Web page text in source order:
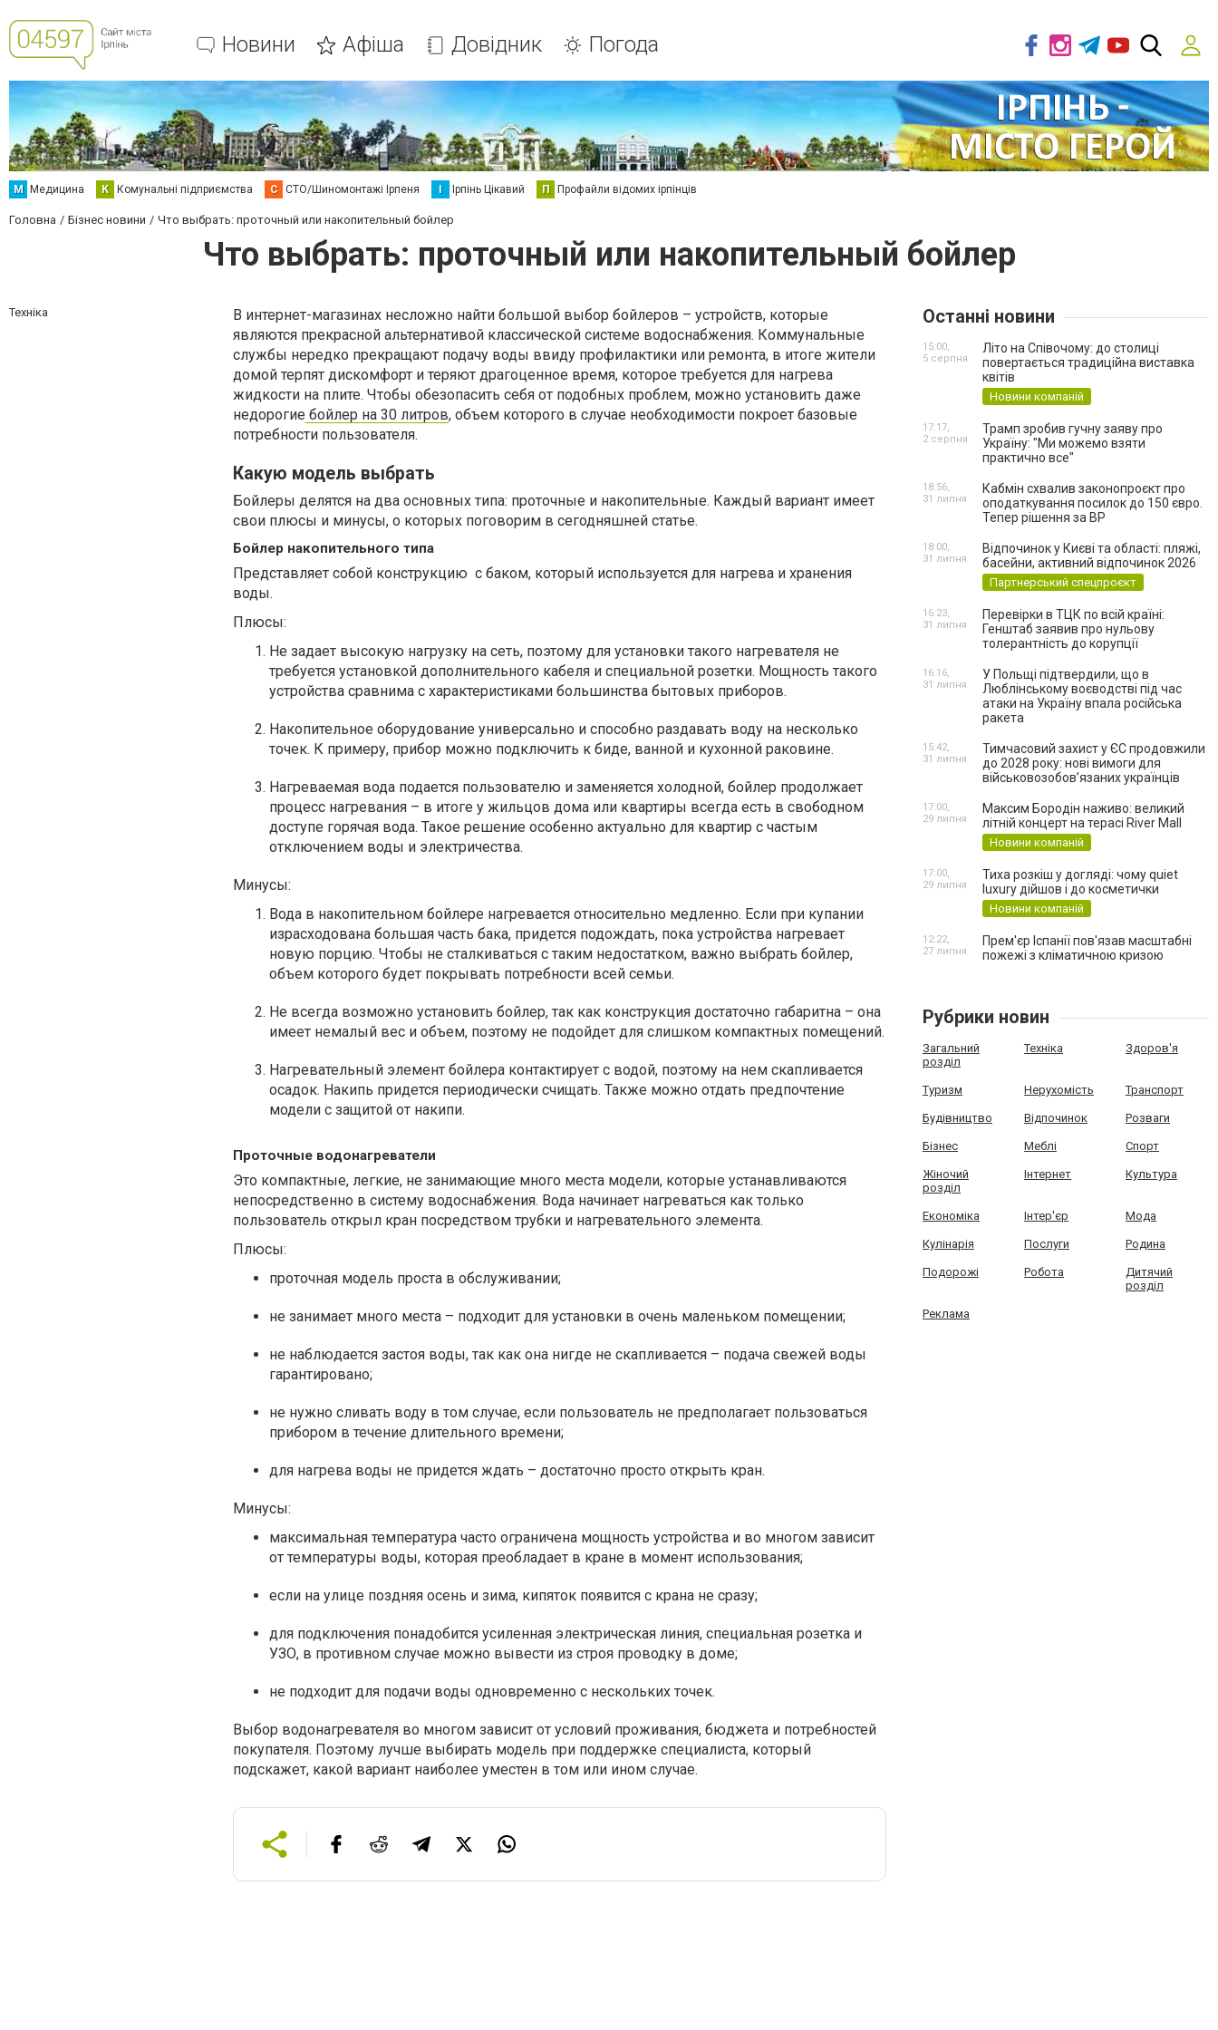
Новини Афіша Довідник Погода
М Медицина К Комунальні підприємства С СТО/Шиномонтажі Ірпеня І Ірпінь Цікавий П Профайли відомих ірпінців
Головна Бізнес новини Что выбрать: проточный или накопительный бойлер
Что выбрать: проточный или накопительный бойлер
Техніка
В интернет-магазинах несложно найти большой выбор бойлеров – устройств, которые
являются прекрасной альтернативой классической системе водоснабжения. Коммунальные
службы нередко прекращают подачу воды ввиду профилактики или ремонта, в итоге жители
домой терпят дискомфорт и теряют драгоценное время, которое требуется для нагрева
жидкости на плите. Чтобы обезопасить себя от подобных проблем, можно установить даже
недорогие бойлер на 30 литров, объем которого в случае необходимости покроет базовые
потребности пользователя.
Какую модель выбрать
Бойлеры делятся на два основных типа: проточные и накопительные. Каждый вариант имеет
свои плюсы и минусы, о которых поговорим в сегодняшней статье.
Бойлер накопительного типа
Представляет собой конструкцию с баком, который используется для нагрева и хранения
воды.
Плюсы:
Не задает высокую нагрузку на сеть, поэтому для установки такого нагревателя не
требуется установкой дополнительного кабеля и специальной розетки. Мощность такого
устройства сравнима с характеристиками большинства бытовых приборов.
Накопительное оборудование универсально и способно раздавать воду на несколько
точек. К примеру, прибор можно подключить к биде, ванной и кухонной раковине.
Нагреваемая вода подается пользователю и заменяется холодной, бойлер продолжает
процесс нагревания – в итоге у жильцов дома или квартиры всегда есть в свободном
доступе горячая вода. Такое решение особенно актуально для квартир с частым
отключением воды и электричества.
Минусы:
Вода в накопительном бойлере нагревается относительно медленно. Если при купании
израсходована большая часть бака, придется подождать, пока устройства нагревает
новую порцию. Чтобы не сталкиваться с таким недостатком, важно выбрать бойлер,
объем которого будет покрывать потребности всей семьи.
Не всегда возможно установить бойлер, так как конструкция достаточно габаритна – она
имеет немалый вес и объем, поэтому не подойдет для слишком компактных помещений.
Нагревательный элемент бойлера контактирует с водой, поэтому на нем скапливается
осадок. Накипь придется периодически счищать. Также можно отдать предпочтение
модели с защитой от накипи.
Проточные водонагреватели
Это компактные, легкие, не занимающие много места модели, которые устанавливаются
непосредственно в систему водоснабжения. Вода начинает нагреваться как только
пользователь открыл кран посредством трубки и нагревательного элемента.
Плюсы:
проточная модель проста в обслуживании;
не занимает много места – подходит для установки в очень маленьком помещении;
не наблюдается застоя воды, так как она нигде не скапливается – подача свежей воды
гарантировано;
не нужно сливать воду в том случае, если пользователь не предполагает пользоваться
прибором в течение длительного времени;
для нагрева воды не придется ждать – достаточно просто открыть кран.
Минусы:
максимальная температура часто ограничена мощность устройства и во многом зависит
от температуры воды, которая преобладает в кране в момент использования;
если на улице поздняя осень и зима, кипяток появится с крана не сразу;
для подключения понадобится усиленная электрическая линия, специальная розетка и
УЗО, в противном случае можно вывести из строя проводку в доме;
не подходит для подачи воды одновременно с нескольких точек.
Выбор водонагревателя во многом зависит от условий проживания, бюджета и потребностей
покупателя. Поэтому лучше выбирать модель при поддержке специалиста, который
подскажет, какой вариант наиболее уместен в том или ином случае.
Останні новини
Літо на Співочому: до столиці
повертається традиційна виставка
квітів
Новини компаній
15:00,
5 серпня
Трамп зробив гучну заяву про
Україну: "Ми можемо взяти
практично все"
17:17,
2 серпня
Кабмін схвалив законопроєкт про
оподаткування посилок до 150 євро.
Тепер рішення за ВР
18:56,
31 липня
Відпочинок у Києві та області: пляжі,
басейни, активний відпочинок 2026
Партнерський спецпроєкт
18:00,
31 липня
Перевірки в ТЦК по всій країні:
Генштаб заявив про нульову
толерантність до корупції
16:23,
31 липня
У Польщі підтвердили, що в
Люблінському воєводстві під час
атаки на Україну впала російська
ракета
16:16,
31 липня
Тимчасовий захист у ЄС продовжили
до 2028 року: нові вимоги для
військовозобов’язаних українців
15:42,
31 липня
Максим Бородін наживо: великий
літній концерт на терасі River Mall
Новини компаній
17:00,
29 липня
Тиха розкіш у догляді: чому quiet
luxury дійшов і до косметички
Новини компаній
17:00,
29 липня
Прем'єр Іспанії пов'язав масштабні
пожежі з кліматичною кризою
12:22,
27 липня
Рубрики новин
Загальний
розділ
Техніка Здоров'я
Туризм Нерухомість Транспорт
Будівництво Відпочинок Розваги
Бізнес Меблі Спорт
Жіночий
розділ
Інтернет Культура
Економіка Інтер'єр Мода
Кулінарія Послуги Родина
Подорожі Робота
Дитячий
розділ
Реклама